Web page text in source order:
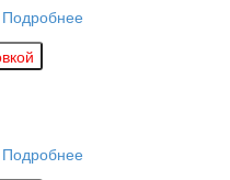
Подробнее
Подробнее